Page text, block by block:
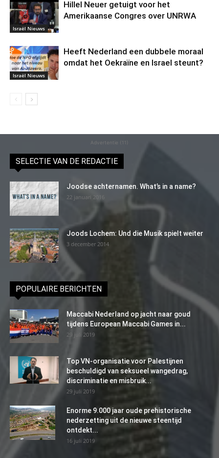
Israël Nieuws
Hillel Neuer getuigt voor het
Amerikaanse Congres over UNRWA
Israël Nieuws
Heeft Nederland een dubbele moraal
omdat het Oekraïne en Israel steunt?
Advertentie (11)
SELECTIE VAN DE REDACTIE
Joodse achternamen. What’s in a name?
22 januari 2016
Joods Lochem: Und die Musik spielt weiter
3 december 2014
POPULAIRE BERICHTEN
Maccabi Nederland op jacht naar goud
tijdens European Maccabi Games in...
29 juli 2019
Top VN-organisatie voor Palestijnen
beschuldigd van seksueel wangedrag,
discriminatie en misbruik...
29 juli 2019
Enorme 9.000 jaar oude prehistorische
nederzetting uit de nieuwe steentijd
ontdekt...
16 juli 2019